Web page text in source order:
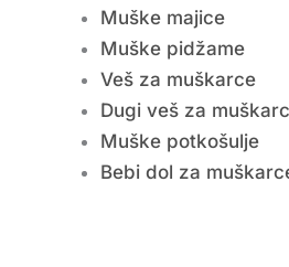
Muške majice
Muške pidžame
Veš za muškarce
Dugi veš za
Muške potkošulje
Bebi dol za